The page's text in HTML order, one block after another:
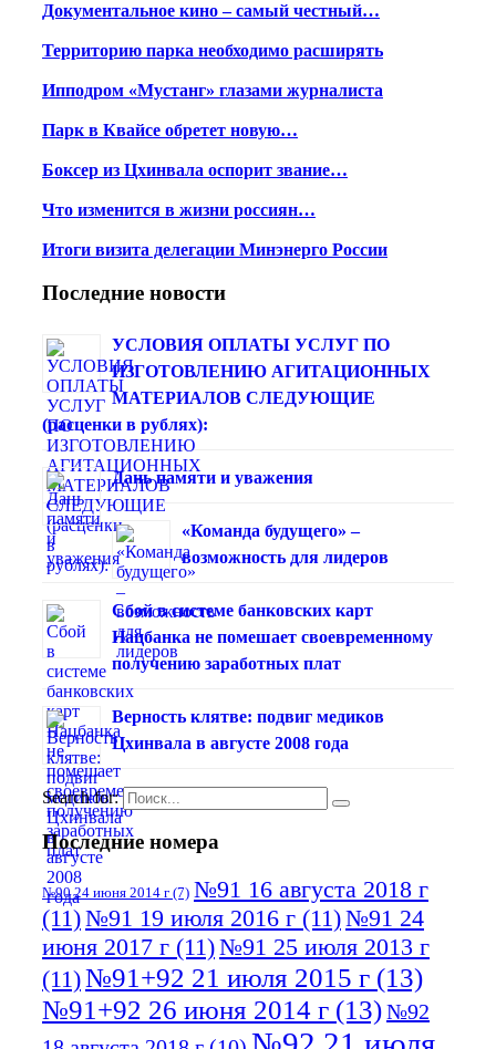
Документальное кино – самый честный…
Территорию парка необходимо расширять
Ипподром «Мустанг» глазами журналиста
Парк в Квайсе обретет новую…
Боксер из Цхинвала оспорит звание…
Что изменится в жизни россиян…
Итоги визита делегации Минэнерго России
Последние новости
УСЛОВИЯ ОПЛАТЫ УСЛУГ ПО
ИЗГОТОВЛЕНИЮ АГИТАЦИОННЫХ
МАТЕРИАЛОВ СЛЕДУЮЩИЕ
(расценки в рублях):
Дань памяти и уважения
«Команда будущего» –
возможность для лидеров
Сбой в системе банковских карт
Нацбанка не помешает своевременному
получению заработных плат
Верность клятве: подвиг медиков
Цхинвала в августе 2008 года
Search for:
Последние номера
№90 24 июня 2014 г (7) №91 16 августа 2018 г
(11)№91 19 июля 2016 г (11)№91 24
июня 2017 г (11)№91 25 июля 2013 г
(11)№91+92 21 июля 2015 г (13)
№91+92 26 июня 2014 г (13)№92